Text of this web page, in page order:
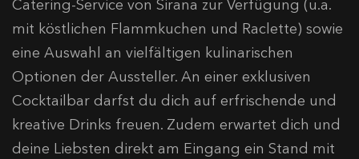
Catering-Service von Sirana zur Verfügung (u.a.
mit köstlichen Flammkuchen und Raclette) sowie
eine Auswahl an vielfältigen kulinarischen
Optionen der Aussteller. An einer exklusiven
Cocktailbar darfst du dich auf erfrischende und
kreative Drinks freuen. Zudem erwartet dich und
deine Liebsten direkt am Eingang ein Stand mit